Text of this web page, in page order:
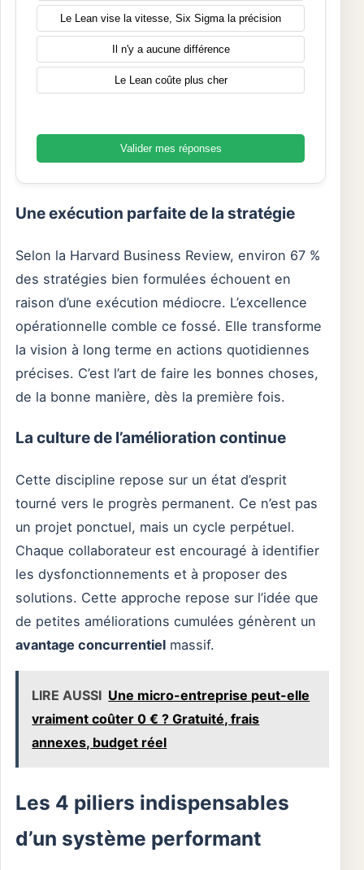
Le Lean vise la vitesse, Six Sigma la précision
Il n'y a aucune différence
Le Lean coûte plus cher
Valider mes réponses
Une exécution parfaite de la stratégie
Selon la Harvard Business Review, environ 67 %
des stratégies bien formulées échouent en
raison d’une exécution médiocre. L’excellence
opérationnelle comble ce fossé. Elle transforme
la vision à long terme en actions quotidiennes
précises. C’est l’art de faire les bonnes choses,
de la bonne manière, dès la première fois.
La culture de l’amélioration continue
Cette discipline repose sur un état d’esprit
tourné vers le progrès permanent. Ce n’est pas
un projet ponctuel, mais un cycle perpétuel.
Chaque collaborateur est encouragé à identifier
les dysfonctionnements et à proposer des
solutions. Cette approche repose sur l’idée que
de petites améliorations cumulées génèrent un
avantage concurrentiel massif.
LIRE AUSSI Une micro-entreprise peut-elle
vraiment coûter 0 € ? Gratuité, frais
annexes, budget réel
Les 4 piliers indispensables
d’un système performant